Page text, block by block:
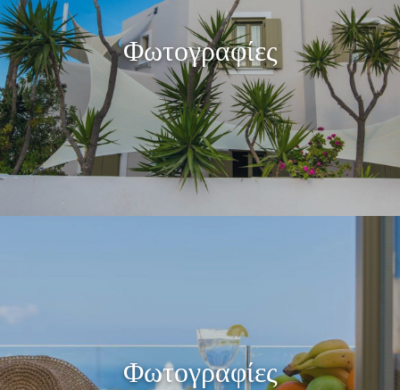
Φωτογραφίες
Φωτογραφίες